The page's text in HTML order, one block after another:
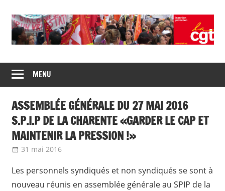
content
CGT
insertion
probation
de
syndicats
CGT
insertion
probation
MENU
ASSEMBLÉE GÉNÉRALE DU 27 MAI 2016
S.P.I.P DE LA CHARENTE «GARDER LE CAP ET
MAINTENIR LA PRESSION !»
31 mai 2016
Les personnels syndiqués et non syndiqués se sont à
nouveau réunis en assemblée générale au SPIP de la